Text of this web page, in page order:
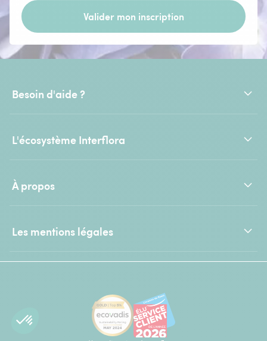
Valider mon inscription
Besoin d'aide ?
L'écosystème Interflora
À propos
Les mentions légales